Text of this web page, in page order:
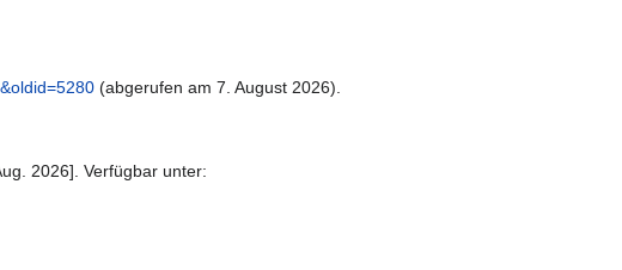
(abgerufen am 7. August 2026).
2026]. Verfügbar unter: